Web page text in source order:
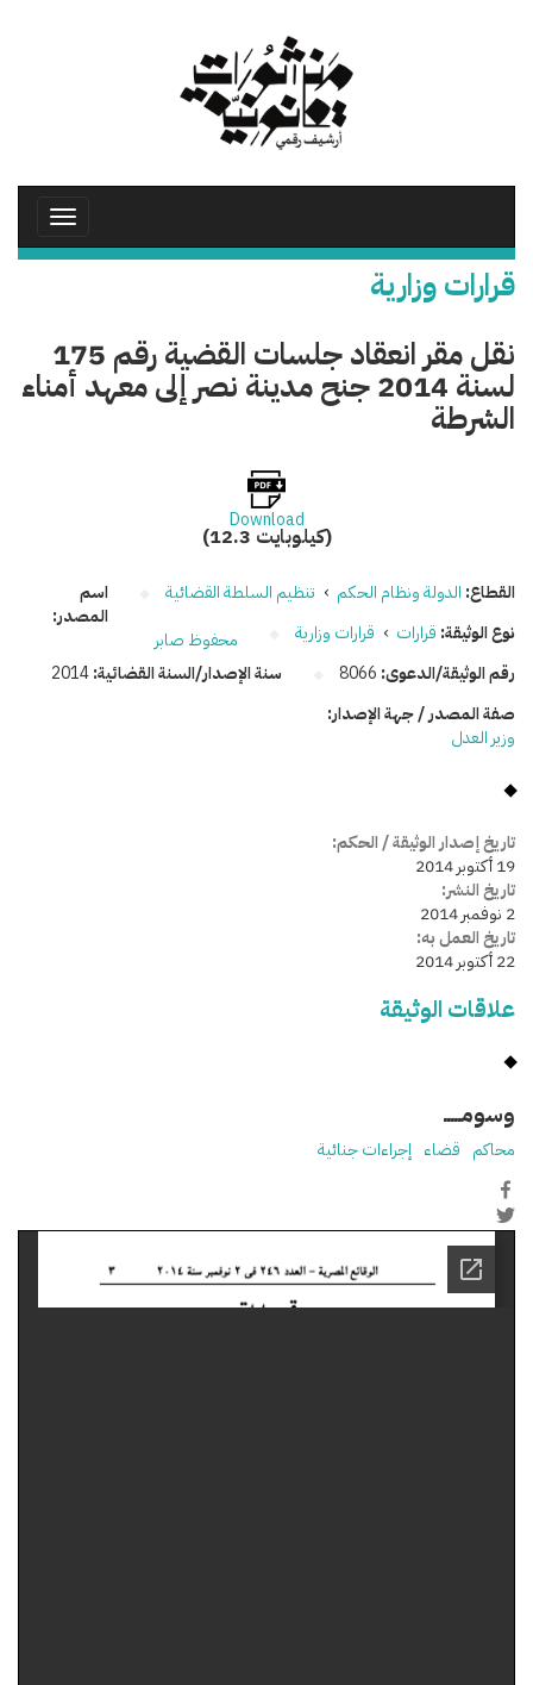
Toggle
قرارات وزارية
نقل مقر انعقاد جلسات القضية رقم 175
لسنة 2014 جنح مدينة نصر إلى معهد أمناء
الشرطة
Download
(12.3 كيلوبايت)
القطاع: الدولة ونظام الحكم › تنظيم السلطة القضائية
نوع الوثيقة: قرارات › قرارات وزارية
رقم الوثيقة/الدعوى: 8066 سنة الإصدار/السنة القضائية:2014
اسم
المصدر:
محفوظ صابر
صفة المصدر / جهة الإصدار:
وزير العدل
تاريخ إصدار الوثيقة / الحكم:
19 أكتوبر 2014
تاريخ النشر:
2 نوفمبر 2014
تاريخ العمل به:
22 أكتوبر 2014
علاقات الوثيقة
وسومـــــ
محاكم قضاء إجراءات جنائية